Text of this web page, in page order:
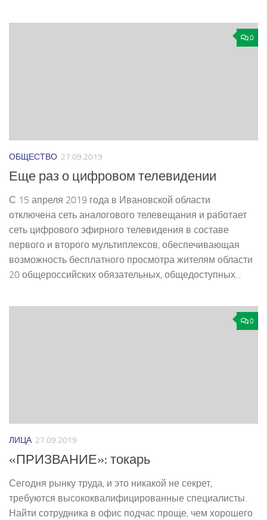
0
ОБЩЕСТВО 27.09.2019
Еще раз о цифровом телевидении
С 15 апреля 2019 года в Ивановской области
отключена сеть аналогового телевещания и работает
сеть цифрового эфирного телевидения в составе
первого и второго мультиплексов, обеспечивающая
возможность бесплатного просмотра жителям области
20 общероссийских обязательных, общедоступных...
0
ЛИЦА 27.09.2019
«ПРИЗВАНИЕ»: токарь
Сегодня рынку труда, и это никакой не секрет,
требуются высококвалифицированные специалисты.
Найти сотрудника в офис подчас проще, чем хорошего